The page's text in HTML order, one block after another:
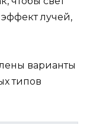
лучей,
варианты
типов